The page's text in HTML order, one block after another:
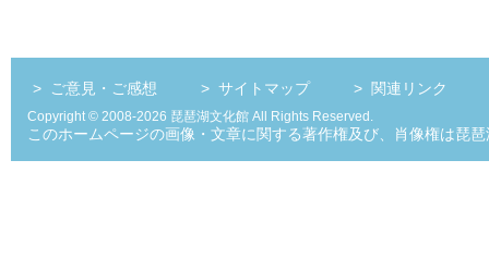
> ご意見・ご感想 > サイトマップ > 関連リンク
Copyright © 2008-2026 琵琶湖文化館 All Rights Reserved.
このホームページの画像・文章に関する著作権及び、肖像権は琵